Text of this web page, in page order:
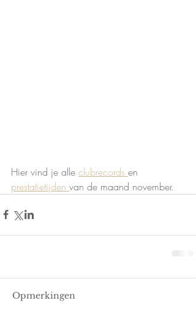
Hier vind je alle clubrecords en
prestatietijden van de maand november.
Opmerkingen